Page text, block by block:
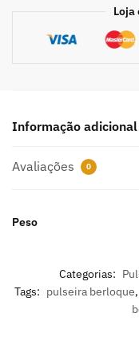
Loja
Informação adicional
Avaliações 0
Peso
Categorias:
Tags: pulseira berloque,